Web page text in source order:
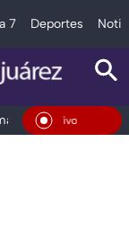
7 Deportes
Deportes En